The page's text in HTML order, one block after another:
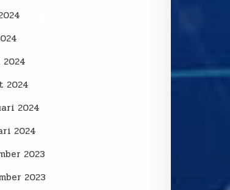
2024
2024
2024
2023
2023